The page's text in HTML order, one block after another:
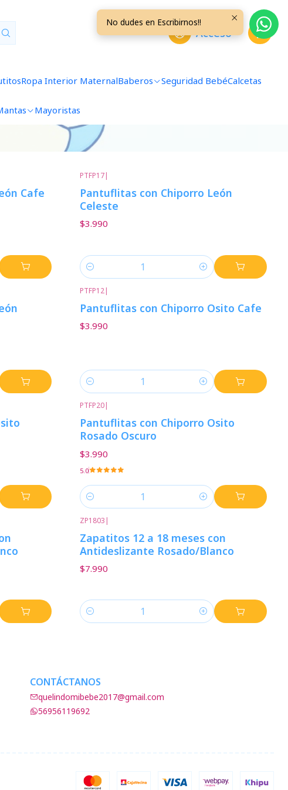
Acceso
Ropa Interior MaternalBaberos Seguridad BebéCalcetas
Mayoristas
Cafe
PTFP17|
Pantuflitas con Chiporro León
Celeste
$3.990
Cantidad
PTFP12|
Pantuflitas con Chiporro Osito Cafe
$3.990
Cantidad
PTFP20|
Pantuflitas con Chiporro Osito
Rosado Oscuro
$3.990
5.0
Cantidad
ZP1803 |
Zapatitos 12 a 18 meses con
Antideslizante Rosado/Blanco
$7.990
Cantidad
CONTÁCTANOS
quelindomibebe2017@gmail.com
56956119692
No dudes en Escribirnos!!